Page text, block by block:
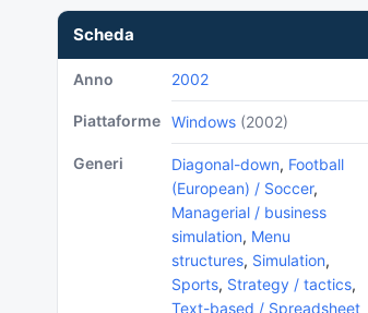
Scheda
Anno 2002
Piattaforme Windows (2002)
Generi Diagonal-down, Football
(European) / Soccer,
Managerial / business
simulation, Menu
structures, Simulation,
Sports, Strategy / tactics,
Text-based / Spreadsheet